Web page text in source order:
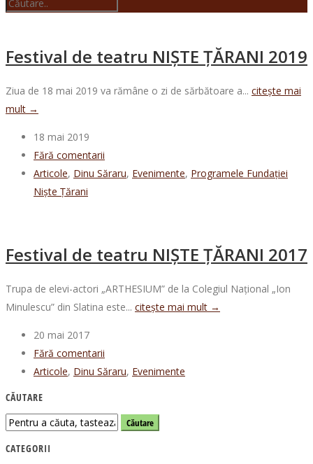
Festival de teatru NIȘTE ȚĂRANI 2019
Ziua de 18 mai 2019 va rămâne o zi de sărbătoare a... citește mai
mult →
18 mai 2019
Fără comentarii
Articole, Dinu Săraru, Evenimente, Programele Fundației
Niște Țărani
Festival de teatru NIȘTE ȚĂRANI 2017
Trupa de elevi-actori „ARTHESIUM” de la Colegiul Național „Ion
Minulescu” din Slatina este... citește mai mult →
20 mai 2017
Fără comentarii
Articole, Dinu Săraru, Evenimente
CĂUTARE
CATEGORII